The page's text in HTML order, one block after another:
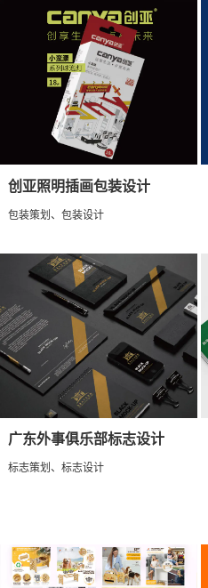
创亚照明插画包装设计
包装策划、包装设计
广东外事俱乐部标志设计
标志策划、标志设计